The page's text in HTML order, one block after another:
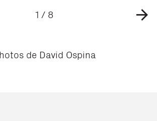
1 / 8
de David Ospina